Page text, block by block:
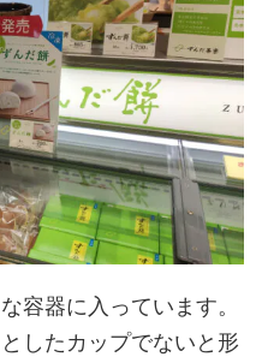
容器に入っています。
したカップでないと形